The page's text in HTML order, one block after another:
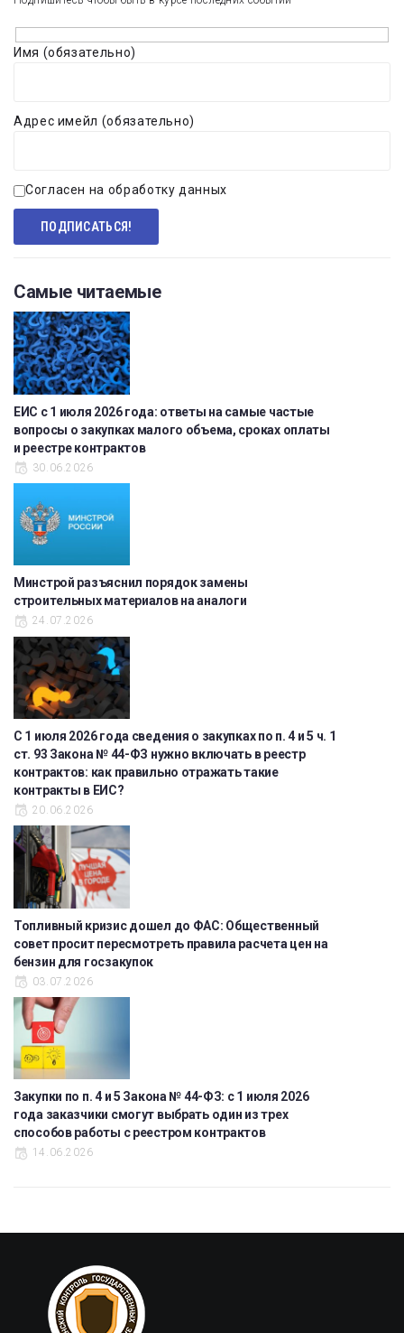
Имя (обязательно)
Адрес имейл (обязательно)
Согласен на обработку данных
Самые читаемые
ЕИС с 1 июля 2026 года: ответы на самые частые
вопросы о закупках малого объема, сроках оплаты
и реестре контрактов
30.06.2026
Минстрой разъяснил порядок замены
строительных материалов на аналоги
24.07.2026
С 1 июля 2026 года сведения о закупках по п. 4 и 5 ч. 1
ст. 93 Закона № 44-ФЗ нужно включать в реестр
контрактов: как правильно отражать такие
контракты в ЕИС?
20.06.2026
Топливный кризис дошел до ФАС: Общественный
совет просит пересмотреть правила расчета цен на
бензин для госзакупок
03.07.2026
Закупки по п. 4 и 5 Закона № 44-ФЗ: с 1 июля 2026
года заказчики смогут выбрать один из трех
способов работы с реестром контрактов
14.06.2026